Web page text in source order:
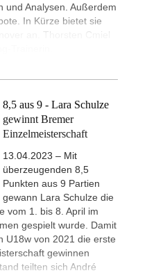
und Analysen. Außerdem
In Kürze bietet sie
an. Thorsten Cmiel
8,5 aus 9 - Lara Schulze
gewinnt Bremer
Einzelmeisterschaft
13.04.2023 – Mit
überzeugenden 8,5
Punkten aus 9 Partien
gewann Lara Schulze die
vom 1. bis 8. April im
gespielt wurde. Damit
U18w von 2021 die erste
gewinnen
teilten sich André